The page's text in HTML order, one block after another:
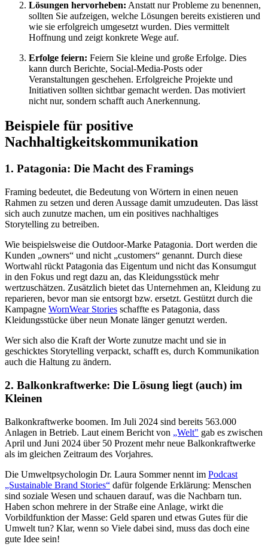
Lösungen hervorheben: Anstatt nur Probleme zu benennen,
sollten Sie aufzeigen, welche Lösungen bereits existieren und
wie sie erfolgreich umgesetzt wurden. Dies vermittelt
Hoffnung und zeigt konkrete Wege auf.
Erfolge feiern: Feiern Sie kleine und große Erfolge. Dies
kann durch Berichte, Social-Media-Posts oder
Veranstaltungen geschehen. Erfolgreiche Projekte und
Initiativen sollten sichtbar gemacht werden. Das motiviert
nicht nur, sondern schafft auch Anerkennung.
Beispiele für positive
Nachhaltigkeitskommunikation
1. Patagonia: Die Macht des Framings
Framing bedeutet, die Bedeutung von Wörtern in einen neuen
Rahmen zu setzen und deren Aussage damit umzudeuten. Das lässt
sich auch zunutze machen, um ein positives nachhaltiges
Storytelling zu betreiben.
Wie beispielsweise die Outdoor-Marke Patagonia. Dort werden die
Kunden „owners“ und nicht „customers“ genannt. Durch diese
Wortwahl rückt Patagonia das Eigentum und nicht das Konsumgut
in den Fokus und regt dazu an, das Kleidungsstück mehr
wertzuschätzen. Zusätzlich bietet das Unternehmen an, Kleidung zu
reparieren, bevor man sie entsorgt bzw. ersetzt. Gestützt durch die
Kampagne WornWear Stories schaffte es Patagonia, dass
Kleidungsstücke über neun Monate länger genutzt werden.
Wer sich also die Kraft der Worte zunutze macht und sie in
geschicktes Storytelling verpackt, schafft es, durch Kommunikation
auch die Haltung zu ändern.
2. Balkonkraftwerke: Die Lösung liegt (auch) im
Kleinen
Balkonkraftwerke boomen. Im Juli 2024 sind bereits 563.000
Anlagen in Betrieb. Laut einem Bericht von „Welt" gab es zwischen
April und Juni 2024 über 50 Prozent mehr neue Balkonkraftwerke
als im gleichen Zeitraum des Vorjahres.
Die Umweltpsychologin Dr. Laura Sommer nennt im Podcast
„Sustainable Brand Stories“ dafür folgende Erklärung: Menschen
sind soziale Wesen und schauen darauf, was die Nachbarn tun.
Haben schon mehrere in der Straße eine Anlage, wirkt die
Vorbildfunktion der Masse: Geld sparen und etwas Gutes für die
Umwelt tun? Klar, wenn so Viele dabei sind, muss das doch eine
gute Idee sein!